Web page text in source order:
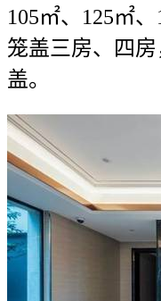
105㎡、125㎡
笼盖三房、四
盖。